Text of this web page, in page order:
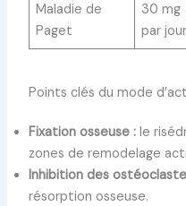
Maladie de
Paget
30 mg
par jour
Points clés du mode
Fixation osseuse :le
zones de remodelage
Inhibition des
résorption osseuse.